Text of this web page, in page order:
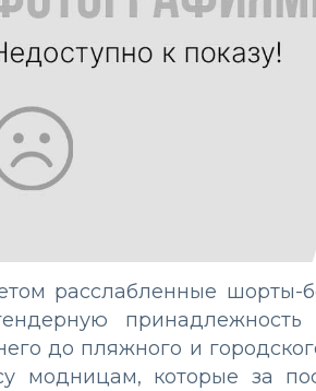
расслабленные шорты-
до пляжного и
модницам, которые за